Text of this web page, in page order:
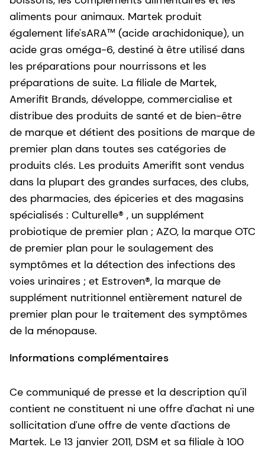
aliments pour animaux. Martek produit
également life'sARA™ (acide arachidonique), un
acide gras oméga-6, destiné à être utilisé dans
les préparations pour nourrissons et les
préparations de suite. La filiale de Martek,
Amerifit Brands, développe, commercialise et
distribue des produits de santé et de bien-être
de marque et détient des positions de marque de
premier plan dans toutes ses catégories de
produits clés. Les produits Amerifit sont vendus
dans la plupart des grandes surfaces, des clubs,
des pharmacies, des épiceries et des magasins
spécialisés : Culturelle® , un supplément
probiotique de premier plan ; AZO, la marque OTC
de premier plan pour le soulagement des
symptômes et la détection des infections des
voies urinaires ; et Estroven®, la marque de
supplément nutritionnel entièrement naturel de
premier plan pour le traitement des symptômes
de la ménopause.
Informations complémentaires
Ce communiqué de presse et la description qu'il
contient ne constituent ni une offre d'achat ni une
sollicitation d'une offre de vente d'actions de
Martek. Le 13 janvier 2011, DSM et sa filiale à 100